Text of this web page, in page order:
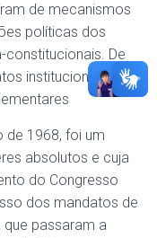
de mecanismos
políticas dos
constitucionais. De
institucionais,
de 1968, foi um
absolutos e cuja
do Congresso
dos mandatos de
passaram a